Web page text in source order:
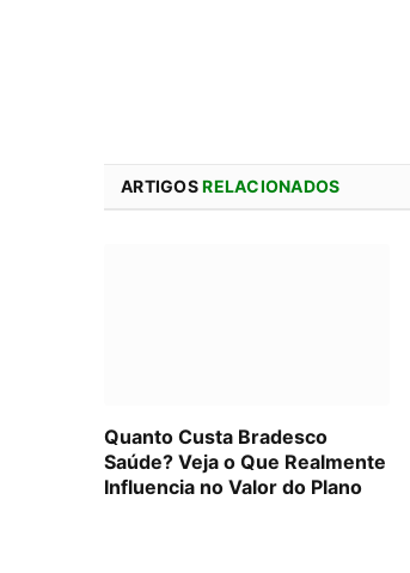
ARTIGOSRELACIONADOS
Quanto Custa Bradesco
Saúde? Veja o Que Realmente
Influencia no Valor do Plano